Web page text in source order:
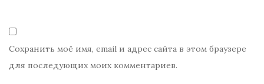
Сохранить моё имя, email и адрес сайта в этом браузере
для последующих моих комментариев.